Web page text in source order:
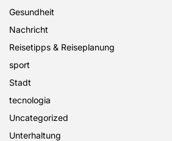
Gesundheit
Nachricht
Reisetipps & Reiseplanung
sport
Stadt
tecnologia
Uncategorized
Unterhaltung